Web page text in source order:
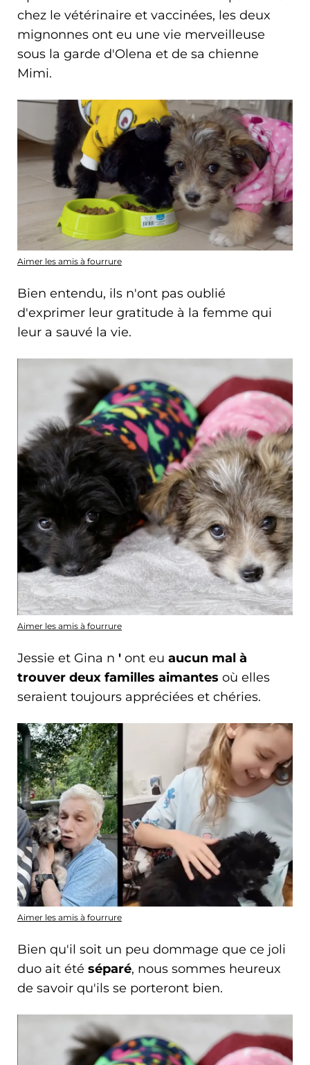
chez le vétérinaire et vaccinées, les deux
mignonnes ont eu une vie merveilleuse
sous la garde d'Olena et de sa chienne
Mimi.
Aimer les amis à fourrure
Bien entendu, ils n'ont pas oublié
d'exprimer leur gratitude à la femme qui
leur a sauvé la vie.
Aimer les amis à fourrure
Jessie et Gina n ' ont eu aucun mal à
trouver deux familles aimantes où elles
seraient toujours appréciées et chéries.
Aimer les amis à fourrure
Bien qu'il soit un peu dommage que ce joli
duo ait été séparé, nous sommes heureux
de savoir qu'ils se porteront bien.